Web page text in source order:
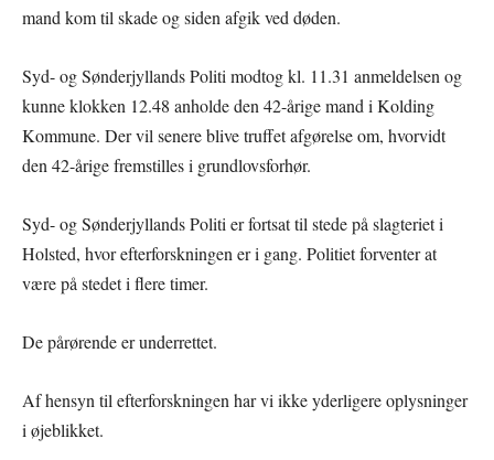
mand kom til skade og siden afgik ved døden.
Syd- og Sønderjyllands Politi modtog kl. 11.31 anmeldelsen og
kunne klokken 12.48 anholde den 42-årige mand i Kolding
Kommune. Der vil senere blive truffet afgørelse om, hvorvidt
den 42-årige fremstilles i grundlovsforhør.
Syd- og Sønderjyllands Politi er fortsat til stede på slagteriet i
Holsted, hvor efterforskningen er i gang. Politiet forventer at
være på stedet i flere timer.
De pårørende er underrettet.
Af hensyn til efterforskningen har vi ikke yderligere oplysninger
i øjeblikket.